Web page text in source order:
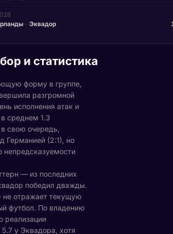
—Эквадор
и статистика
форму в группе,
разгромной
исполнения атак и
среднем 1.3
свою очередь,
Германией (2:1), но
непредсказуемости
— из последних
победил дважды.
не отражает текущую
футбол. По владению
реализации
у Эквадора, хотя